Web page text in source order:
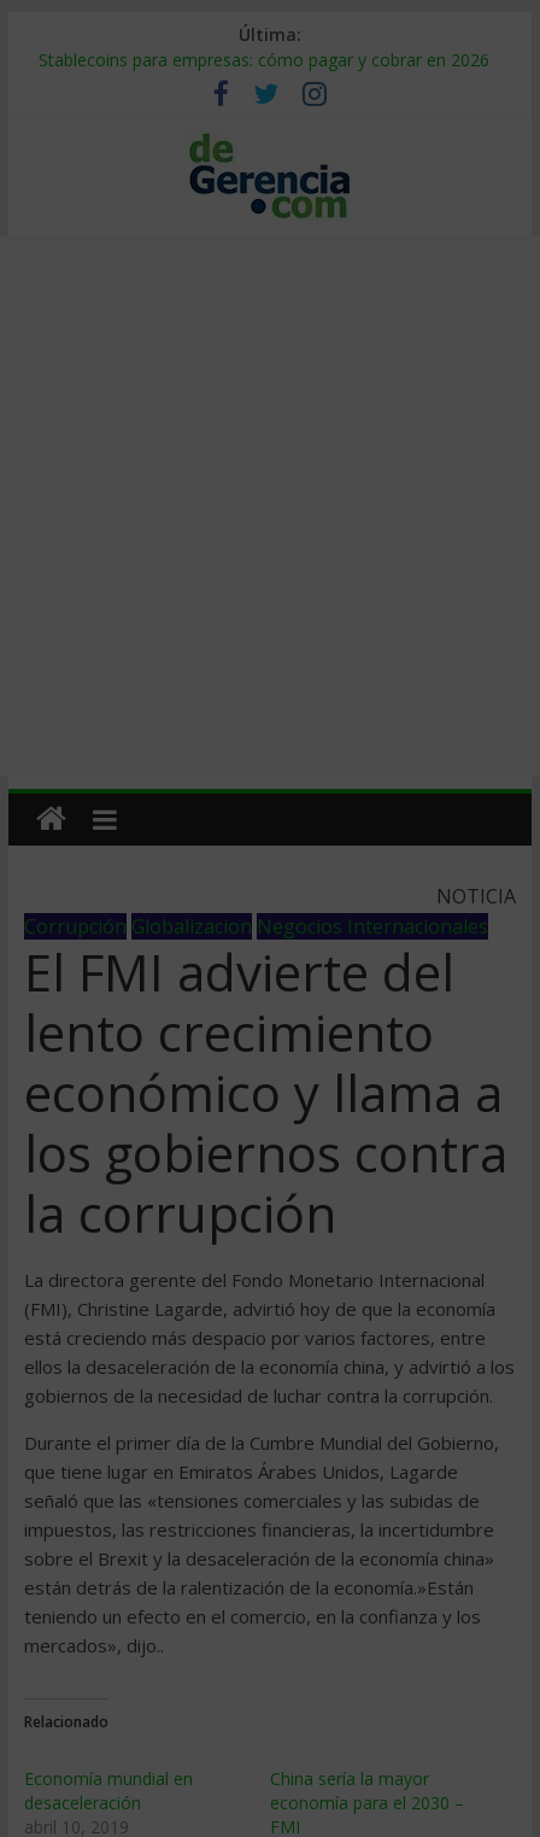
Última:
Stablecoins para empresas: cómo pagar y cobrar en 2026
Despido silencioso: qué es y por qué sale tan caro
IA en selección de personal: cómo auditarla a tiempo
Trabajo forzoso en la cadena de suministro: qué hacer
Mercado hispano de EE. UU.: cómo segmentarlo y venderle
NOTICIA
Corrupción Globalizacion Negocios Internacionales
El FMI advierte del
lento crecimiento
económico y llama a
los gobiernos contra
la corrupción
La directora gerente del Fondo Monetario Internacional
(FMI), Christine Lagarde, advirtió hoy de que la economía
está creciendo más despacio por varios factores, entre
ellos la desaceleración de la economía china, y advirtió a los
gobiernos de la necesidad de luchar contra la corrupción.
Durante el primer día de la Cumbre Mundial del Gobierno,
que tiene lugar en Emiratos Árabes Unidos, Lagarde
señaló que las «tensiones comerciales y las subidas de
impuestos, las restricciones financieras, la incertidumbre
sobre el Brexit y la desaceleración de la economía china»
están detrás de la ralentización de la economía.»Están
teniendo un efecto en el comercio, en la confianza y los
mercados», dijo..
Relacionado
Economía mundial en
desaceleración
abril 10, 2019
China sería la mayor
economía para el 2030 –
FMI